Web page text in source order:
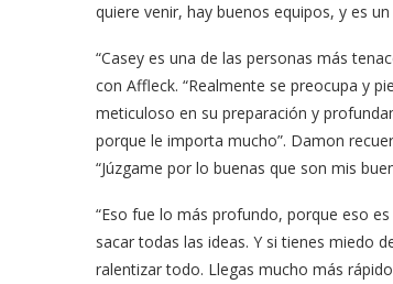
quiere venir, hay buenos equipos, y es
“Casey es una de las personas más
con Affleck. “Realmente se preocupa y
meticuloso en su preparación y
porque le importa mucho”. Damon
“Júzgame por lo buenas que son mis
“Eso fue lo más profundo, porque eso
sacar todas las ideas. Y si tienes miedo
ralentizar todo. Llegas mucho más